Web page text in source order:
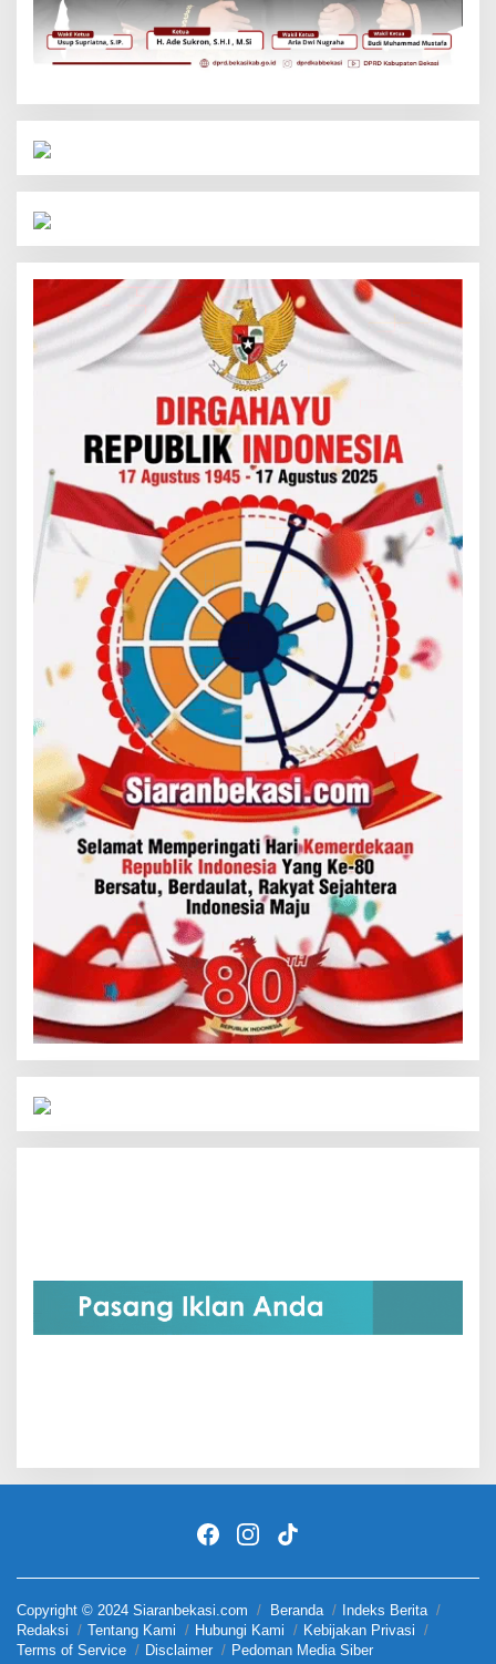
Copyright © 2024 Siaranbekasi.com Beranda
Indeks Berita
Redaksi
Tentang Kami Hubungi Kami
Kebijakan Privasi
Terms of Service
Disclaimer Pedoman Media Siber